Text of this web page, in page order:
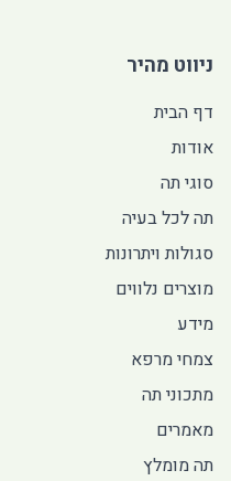
ניווט מהיר
דף הבית
אודות
סוגי תה
תה לכל בעיה
סגולות ויתרונות
מוצרים נלווים
מידע
צמחי מרפא
מתכוני תה
מאמרים
תה מומלץ